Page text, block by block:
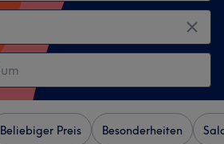
Beliebiger Preis Besonderheiten